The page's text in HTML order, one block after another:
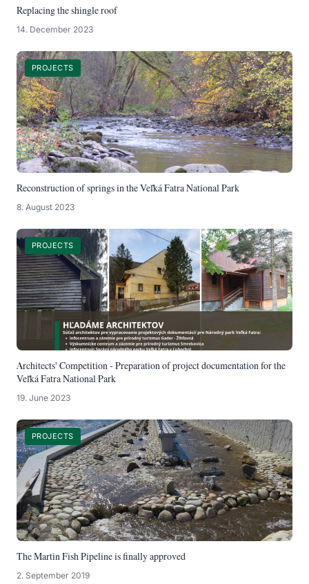
Replacing the shingle roof
14. December 2023
PROJECTS
Reconstruction of springs in the Veľká Fatra National Park
8. August 2023
PROJECTS
Architects' Competition - Preparation of project documentation for the
Veľká Fatra National Park
19. June 2023
PROJECTS
The Martin Fish Pipeline is finally approved
2. September 2019